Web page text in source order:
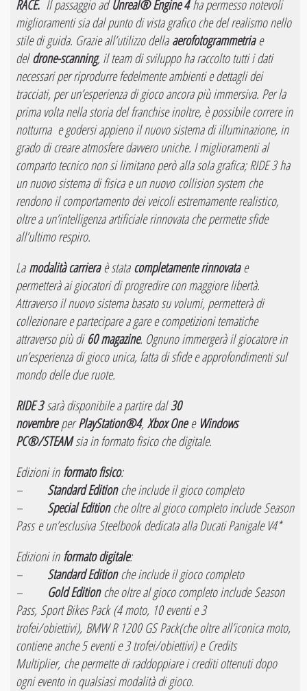
RACE. Il passaggio adUnreal® Engine 4ha permesso notevoli
miglioramenti sia dal punto di vista grafico che del realismo nello
stile di guida. Grazie all’utilizzo dellaaerofotogrammetriae
deldrone-scanning, il team di sviluppo ha raccolto tutti i dati
necessari per riprodurre fedelmente ambienti e dettagli dei
tracciati, per un’esperienza di gioco ancora più immersiva. Per la
prima volta nella storia del franchise inoltre, è possibile correre in
notturna e godersi appieno il nuovo sistema di illuminazione, in
grado di creare atmosfere davvero uniche. I miglioramenti al
comparto tecnico non si limitano però alla sola grafica; RIDE 3 ha
un nuovo sistema di fisica e un nuovocollision systemche
rendono il comportamento dei veicoli estremamente realistico,
oltre a un’intelligenza artificiale rinnovata che permette sfide
all’ultimo respiro.
Lamodalità carrieraè statacompletamente rinnovatae
permetterà ai giocatori di progredire con maggiore libertà.
Attraverso il nuovo sistema basato su volumi, permetterà di
collezionare e partecipare a gare e competizioni tematiche
attraverso più di60 magazine. Ognuno immergerà il giocatore in
un’esperienza di gioco unica, fatta di sfide e approfondimenti sul
mondo delle due ruote.
RIDE 3sarà disponibile a partire dal30
novembreperPlayStation®4, Xbox Onee Windows
PC®/STEAMsia in formato fisico che digitale.
Edizioni informato fisico:
– Standard Editionche include il gioco completo
– Special Editionche oltre al gioco completo includeSeason
Passe un’esclusivaSteelbookdedicata alla Ducati Panigale V4*
Edizioni informato digitale:
– Standard Editionche include il gioco completo
– Gold Editionche oltre al gioco completo includeSeason
Pass, Sport Bikes Pack(4 moto, 10 eventi e 3
trofei/obiettivi), BMW R 1200 GS Pack(che oltre all’iconica moto,
contiene anche 5 eventi e 3 trofei/obiettivi) eCredits
Multiplier, che permette di raddoppiare i crediti ottenuti dopo
ogni evento in qualsiasi modalità di gioco.